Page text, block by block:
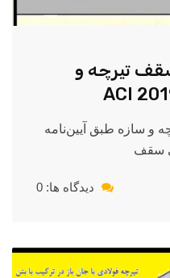
تیرچه و
و سازه طبق آیین‌نامه
دیدگاه ها: 0